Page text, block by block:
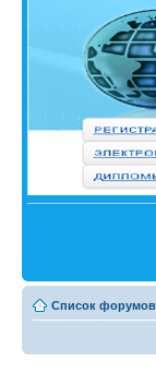
Список форумов